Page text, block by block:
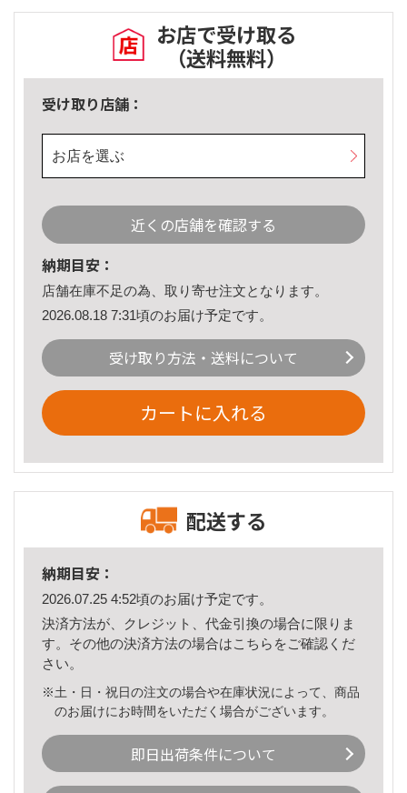
お店で受け取る
（送料無料）
受け取り店舗：
お店を選ぶ
近くの店舗を確認する
納期目安：
店舗在庫不足の為、取り寄せ注文となります。
2026.08.18 7:31頃のお届け予定です。
受け取り方法・送料について
カートに入れる
配送する
納期目安：
2026.07.25 4:52頃のお届け予定です。
決済方法が、クレジット、代金引換の場合に限りま
す。その他の決済方法の場合はこちら をご確認くだ
さい。
※土・日・祝日の注文の場合や在庫状況によって、商品
のお届けにお時間をいただく場合がございます。
即日出荷条件について